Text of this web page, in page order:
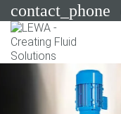
contact_phone